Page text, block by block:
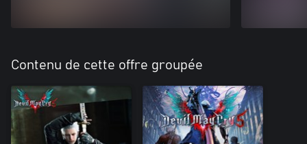
Contenu de cette offre groupée